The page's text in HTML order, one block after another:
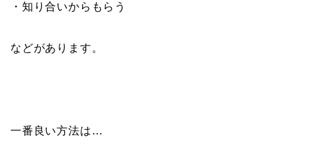
・知り合いからもらう
などがあります。
一番良い方法は…